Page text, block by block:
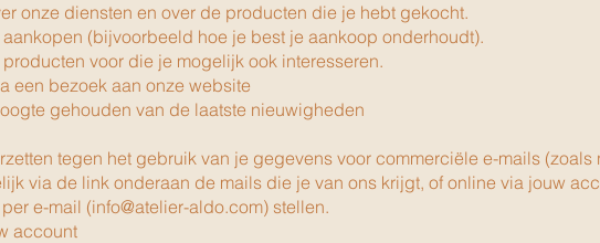
onze diensten en over de producten die je hebt gekocht.
(bijvoorbeeld hoe je best je aankoop onderhoudt).
voor die je mogelijk ook interesseren.
een bezoek aan onze website
gehouden van de laatste nieuwigheden
tegen het gebruik van je gegevens voor commerciële e-mails (zoals
via de link onderaan de mails die je van ons krijgt, of online via jouw
e-mail (info@atelier-aldo.com) stellen.
account